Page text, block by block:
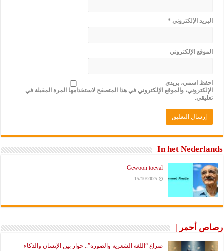
البريد الإلكتروني*
الموقع الإلكتروني
احفظ اسمي، بريدي
الإلكتروني، والموقع الإلكتروني في هذا المتصفح لاستخدامها المرة المقبلة في
تعليقي.
In het Nederlands
Gewoon toeval
15/10/2025
رصاص أحمر |
صراع “اللغة الشعرية والصورة”.. حوار بين الإنسان والذكاء